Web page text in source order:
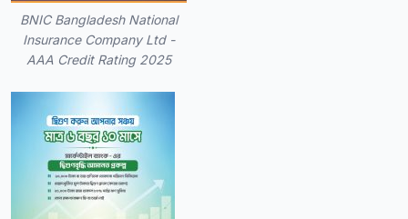
BNIC Bangladesh National
Insurance Company Ltd -
AAA Credit Rating 2025